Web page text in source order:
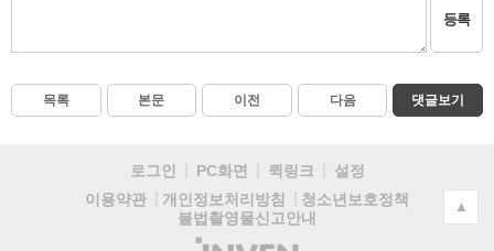
등록
목록 본문 이전 다음 댓글보기
로그인 PC화면 퀵링크
설정
이용약관
개인정보처리방침
청소년보호정책
불법촬영물신고안내
(주)
▲